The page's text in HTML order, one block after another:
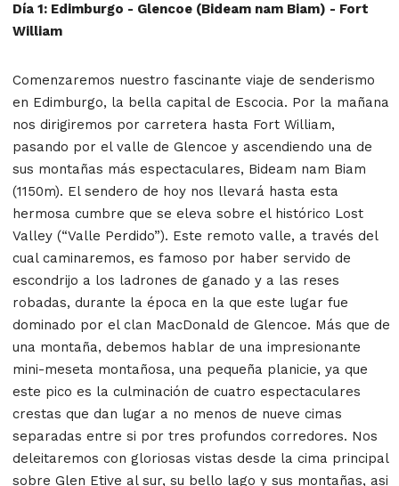
Día 1: Edimburgo - Glencoe (Bideam nam Biam) - Fort
William
Comenzaremos nuestro fascinante viaje de senderismo
en Edimburgo, la bella capital de Escocia. Por la mañana
nos dirigiremos por carretera hasta Fort William,
pasando por el valle de Glencoe y ascendiendo una de
sus montañas más espectaculares, Bideam nam Biam
(1150m). El sendero de hoy nos llevará hasta esta
hermosa cumbre que se eleva sobre el histórico Lost
Valley (“Valle Perdido”). Este remoto valle, a través del
cual caminaremos, es famoso por haber servido de
escondrijo a los ladrones de ganado y a las reses
robadas, durante la época en la que este lugar fue
dominado por el clan MacDonald de Glencoe. Más que de
una montaña, debemos hablar de una impresionante
mini-meseta montañosa, una pequeña planicie, ya que
este pico es la culminación de cuatro espectaculares
crestas que dan lugar a no menos de nueve cimas
separadas entre si por tres profundos corredores. Nos
deleitaremos con gloriosas vistas desde la cima principal
sobre Glen Etive al sur, su bello lago y sus montañas, asi